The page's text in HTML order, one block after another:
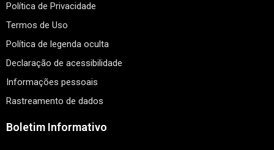
Política de Privacidade
Termos de Uso
Política de legenda oculta
Declaração de acessibilidade
Informações pessoais
Rastreamento de dados
Boletim Informativo